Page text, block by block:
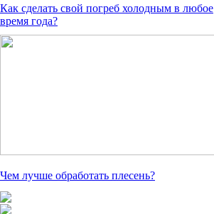
Как сделать свой погреб холодным в любое
время года?
Чем лучше обработать плесень?